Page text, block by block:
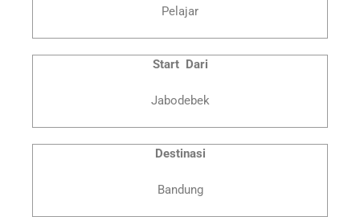
Pelajar
Start Dari
Jabodebek
Destinasi
Bandung